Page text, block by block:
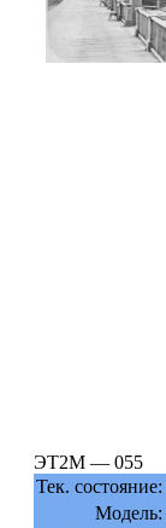
ЭТ2М — 055
Тек. состояние:
Модель: